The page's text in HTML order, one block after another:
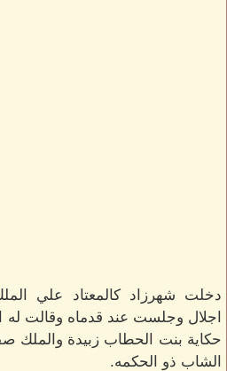
دخلت شهرزاد كالمعتاد علي
اجلال وجلست عند قدماه وقالت له
حكاية بنت الحطاب زبيدة والملك
الشاب ذو الحكمه.